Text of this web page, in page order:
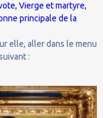
Vierge et martyre,
principale de la
elle, aller dans le menu
: